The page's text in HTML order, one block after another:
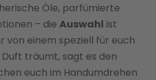
Öle, parfümierte
– die Auswahl ist
von einem speziell für euch
träumt, sagt es den
euch im Handumdrehen